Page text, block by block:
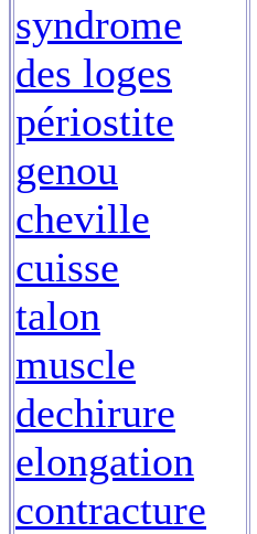
syndrome
des loges
périostite
genou
cheville
cuisse
talon
muscle
dechirure
elongation
contracture